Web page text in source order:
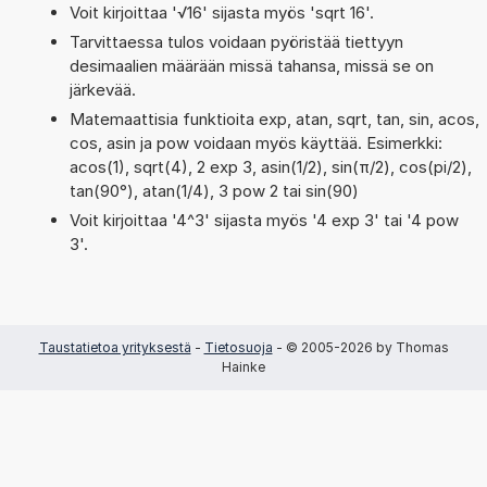
Voit kirjoittaa '√16' sijasta myös 'sqrt 16'.
Tarvittaessa tulos voidaan pyöristää tiettyyn
desimaalien määrään missä tahansa, missä se on
järkevää.
Matemaattisia funktioita exp, atan, sqrt, tan, sin, acos,
cos, asin ja pow voidaan myös käyttää. Esimerkki:
acos(1), sqrt(4), 2 exp 3, asin(1/2), sin(π/2), cos(pi/2),
tan(90°), atan(1/4), 3 pow 2 tai sin(90)
Voit kirjoittaa '4^3' sijasta myös '4 exp 3' tai '4 pow
3'.
Taustatietoa yrityksestä - Tietosuoja - © 2005-2026 by Thomas
Hainke